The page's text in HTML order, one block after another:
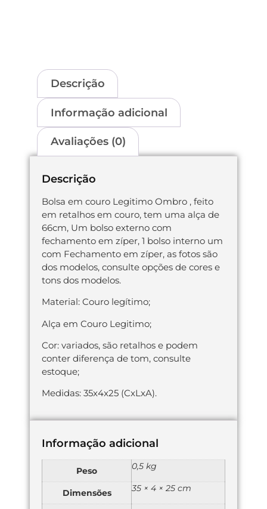
Descrição
Informação adicional
Avaliações (0)
Descrição
Bolsa em couro Legitimo Ombro , feito
em retalhos em couro, tem uma alça de
66cm, Um bolso externo com
fechamento em zíper, 1 bolso interno um
com Fechamento em zíper, as fotos são
dos modelos, consulte opções de cores e
tons dos modelos.
Material: Couro legítimo;
Alça em Couro Legitimo;
Cor: variados, são retalhos e podem
conter diferença de tom, consulte
estoque;
Medidas: 35x4x25 (CxLxA).
Informação adicional
Peso 0,5 kg
Dimensões 35 × 4 × 25 cm